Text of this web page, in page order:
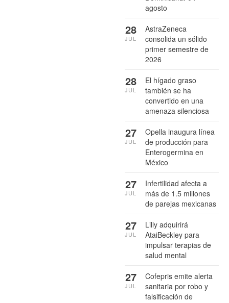
agosto
AstraZeneca
consolida un sólido
primer semestre de
2026
28
JUL
El hígado graso
también se ha
convertido en una
amenaza silenciosa
28
JUL
Opella inaugura línea
de producción para
Enterogermina en
México
27
JUL
Infertilidad afecta a
más de 1.5 millones
de parejas mexicanas
27
JUL
Lilly adquirirá
AtaiBeckley para
impulsar terapias de
salud mental
27
JUL
Cofepris emite alerta
sanitaria por robo y
falsificación de
27
JUL